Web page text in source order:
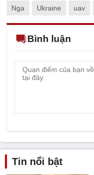
Nga Ukraine uav
Bình luận
Tin nổi bật